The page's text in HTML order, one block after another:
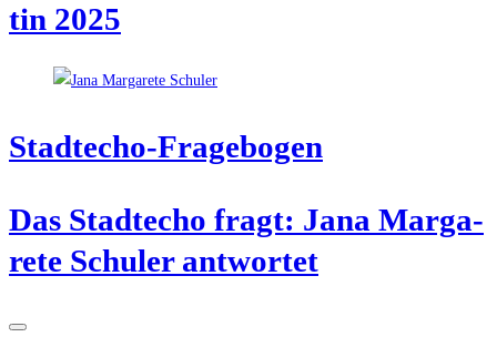
tin 2025
Stadt­echo-Fra­ge­bo­gen
Das Stadt­echo fragt: Jana Mar­ga­
re­te Schul­er antwortet